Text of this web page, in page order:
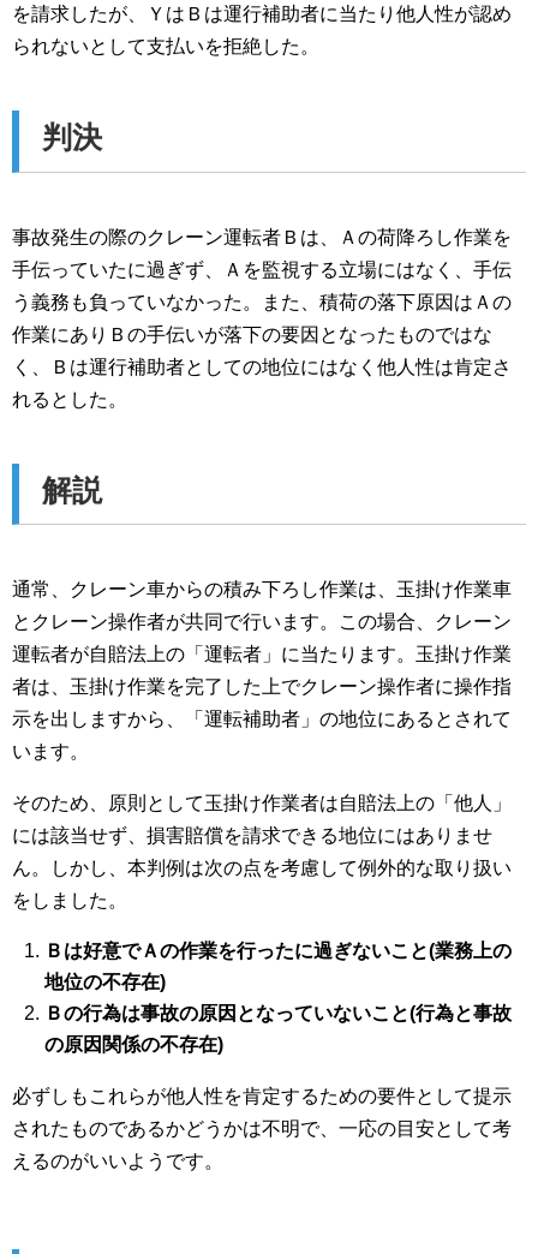
を請求したが、ＹはＢは運行補助者に当たり他人性が認め
られないとして支払いを拒絶した。
判決
事故発生の際のクレーン運転者Ｂは、Ａの荷降ろし作業を
手伝っていたに過ぎず、Ａを監視する立場にはなく、手伝
う義務も負っていなかった。また、積荷の落下原因はＡの
作業にありＢの手伝いが落下の要因となったものではな
く、Ｂは運行補助者としての地位にはなく他人性は肯定さ
れるとした。
解説
通常、クレーン車からの積み下ろし作業は、玉掛け作業車
とクレーン操作者が共同で行います。この場合、クレーン
運転者が自賠法上の「運転者」に当たります。玉掛け作業
者は、玉掛け作業を完了した上でクレーン操作者に操作指
示を出しますから、「運転補助者」の地位にあるとされて
います。
そのため、原則として玉掛け作業者は自賠法上の「他人」
には該当せず、損害賠償を請求できる地位にはありませ
ん。しかし、本判例は次の点を考慮して例外的な取り扱い
をしました。
Ｂは好意でＡの作業を行ったに過ぎないこと(業務上の
地位の不存在)
Ｂの行為は事故の原因となっていないこと(行為と事故
の原因関係の不存在)
必ずしもこれらが他人性を肯定するための要件として提示
されたものであるかどうかは不明で、一応の目安として考
えるのがいいようです。